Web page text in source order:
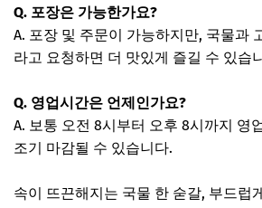
Q. 포장은 가능한가요?
A. 포장 및 주문이 가능하지만, 국물과
라고 요청하면 더 맛있게 즐길 수 있습
Q. 영업시간은 언제인가요?
A. 보통 오전 8시부터 오후 8시까지 영
조기 마감될 수 있습니다.
속이 뜨끈해지는 국물 한 숟갈, 부드럽